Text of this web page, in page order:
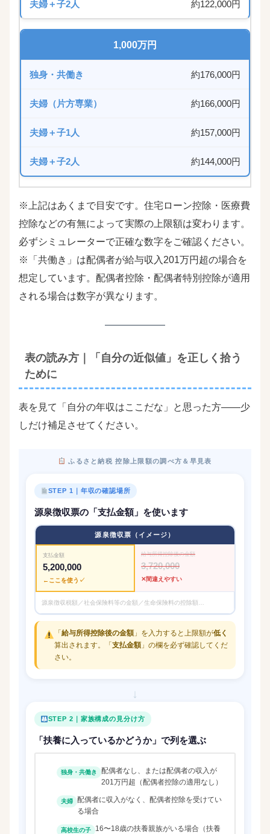
約122,000円
1,000万円
約176,000円
約166,000円
約157,000円
約144,000円
※上記はあくまで目安です。住宅ローン控除・医療費
控除などの有無によって実際の上限額は変わります。
必ずシミュレーターで正確な数字をご確認ください。
※「共働き」は配偶者が給与収入201万円超の場合を
想定しています。配偶者控除・配偶者特別控除が適用
される場合は数字が異なります。
表の読み方｜「自分の近似値」を正しく拾う
ために
表を見て「自分の年収はここだな」と思った方――少
しだけ補足させてください。
ふるさと納税 控除上限額の調べ方＆早見表
STEP 1｜年収の確認場所
源泉徴収票の「支払金額」を使います
源泉徴収票（イメージ）
支払金額
5,200,000
給与所得控除後の金額
3,720,000
源泉徴収税額／社会保険料等の金額／生命保険料の控除額…
「給与所得控除後の金額 」を入力すると上限額が低く
算出されます。「支払金額 」の欄を必ず確認してくだ
さい。
↓
STEP 2｜家族構成の見分け方
「扶養に入っているかどうか」で列を選ぶ
独身・共働き
配偶者なし、または配偶者の収入が
201万円超（配偶者控除の適用なし）
夫婦
配偶者に収入がなく、配偶者控除を受けてい
る場合
高校生の子
16〜18歳の扶養親族がいる場合（扶養